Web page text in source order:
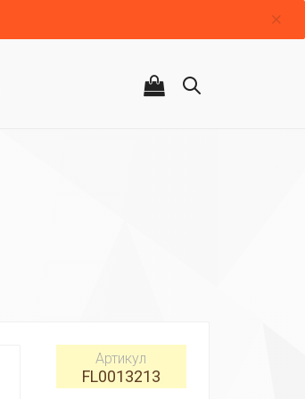
Артикул
FL0013213